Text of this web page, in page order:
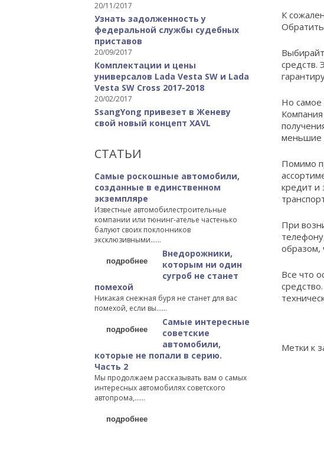
20/11/2017
Узнать задолженность у
федеральной службы судебных
приставов
20/09/2017
Комплектации и цены
универсалов Lada Vesta SW и Lada
Vesta SW Cross 2017-2018
20/02/2017
SsangYong привезет в Женеву
свой новый концепт XAVL
СТАТЬИ
Самые роскошные автомобили,
созданные в единственном
экземпляре
Известные автомобилестроительные
компании или тюнинг-ателье частенько
балуют своих поклонников
эксклюзивными…...
подробнее
Внедорожники,
которым ни один
сугроб не станет
помехой
Никакая снежная буря не станет для вас
помехой, если вы…...
подробнее
Самые интересные
советские
автомобили,
которые не попали в серию.
Часть 2
Мы продолжаем рассказывать вам о самых
интересных автомобилях советского
автопрома,…...
подробнее
К
средств.
Но самое
меньшие
Помимо
кредит и
При
образом,
Все что
Метки к